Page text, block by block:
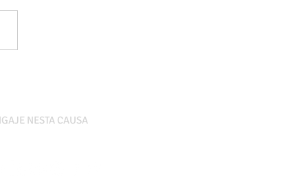
NESTA CAUSA